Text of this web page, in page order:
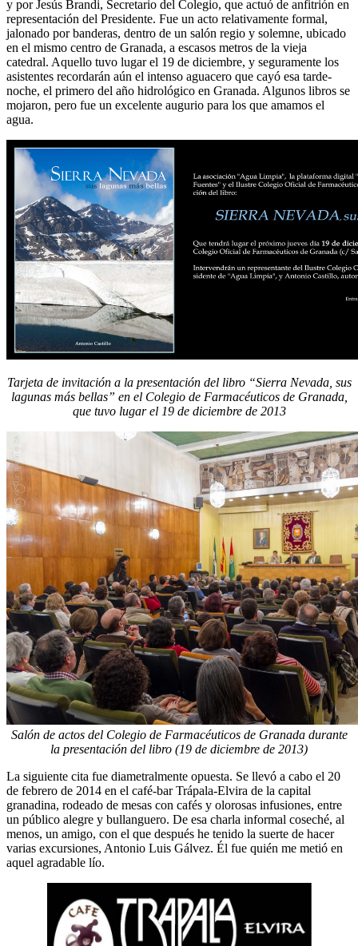
y por Jesús Brandi, Secretario del Colegio, que actuó de anfitrión en
representación del Presidente. Fue un acto relativamente formal,
jalonado por banderas, dentro de un salón regio y solemne, ubicado
en el mismo centro de Granada, a escasos metros de la vieja
catedral. Aquello tuvo lugar el 19 de diciembre, y seguramente los
asistentes recordarán aún el intenso aguacero que cayó esa tarde-
noche, el primero del año hidrológico en Granada. Algunos libros se
mojaron, pero fue un excelente augurio para los que amamos el
agua.
Tarjeta de invitación a la presentación del libro “Sierra Nevada, sus
lagunas más bellas” en el Colegio de Farmacéuticos de Granada,
que tuvo lugar el 19 de diciembre de 2013
Salón de actos del Colegio de Farmacéuticos de Granada durante
la presentación del libro (19 de diciembre de 2013)
La siguiente cita fue diametralmente opuesta. Se llevó a cabo el 20
de febrero de 2014 en el café-bar Trápala-Elvira de la capital
granadina, rodeado de mesas con cafés y olorosas infusiones, entre
un público alegre y bullanguero. De esa charla informal coseché, al
menos, un amigo, con el que después he tenido la suerte de hacer
varias excursiones, Antonio Luis Gálvez. Él fue quién me metió en
aquel agradable lío.